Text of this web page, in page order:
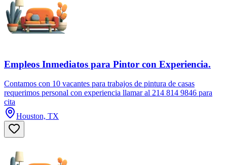
Empleos Inmediatos para Pintor con Experiencia.
Contamos con 10 vacantes para trabajos de pintura de casas
requerimos personal con experiencia llamar al 214 814 9846 para
cita
Houston, TX